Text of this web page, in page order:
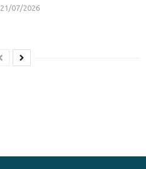
21/07/2026